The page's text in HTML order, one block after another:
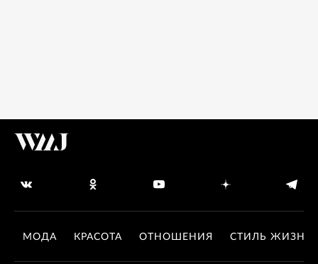
МОДА КРАСОТА ОТНОШЕНИЯ СТИЛЬ ЖИЗНИ